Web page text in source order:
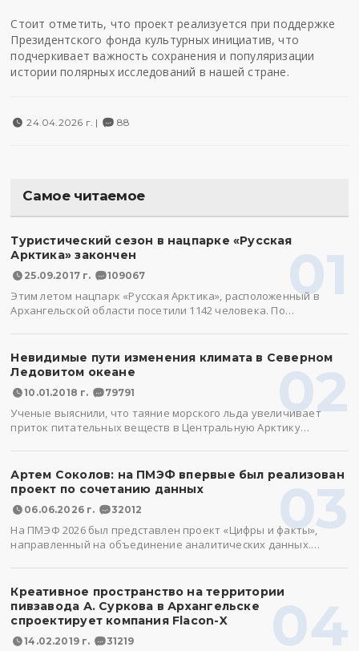
Стоит отметить, что проект реализуется при поддержке
Президентского фонда культурных инициатив, что
подчеркивает важность сохранения и популяризации
истории полярных исследований в нашей стране.
24.04.2026 г. | 88
Самое читаемое
01
Туристический сезон в нацпарке «Русская
Арктика» закончен
25.09.2017 г. 109067
Этим летом нацпарк «Русская Арктика», расположенный в
Архангельской области посетили 1142 человека. По…
02
Невидимые пути изменения климата в Северном
Ледовитом океане
10.01.2018 г. 79791
Ученые выяснили, что таяние морского льда увеличивает
приток питательных веществ в Центральную Арктику…
03
Артем Соколов: на ПМЭФ впервые был реализован
проект по сочетанию данных
06.06.2026 г. 32012
На ПМЭФ 2026 был представлен проект «Цифры и факты»,
направленный на объединение аналитических данных.…
04
Креативное пространство на территории
пивзавода А. Суркова в Архангельске
спроектирует компания Flacon-X
14.02.2019 г. 31219